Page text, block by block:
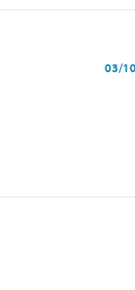
03/